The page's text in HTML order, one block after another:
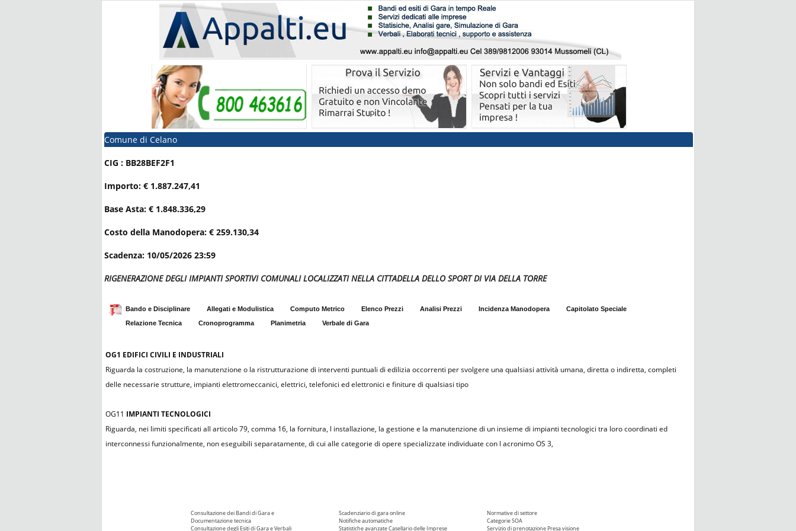
Comune di Celano
CIG : BB28BEF2F1
Importo: € 1.887.247,41
Base Asta: € 1.848.336,29
Costo della Manodopera: € 259.130,34
Scadenza: 10/05/2026 23:59
RIGENERAZIONE DEGLI IMPIANTI SPORTIVI COMUNALI LOCALIZZATI NELLA CITTADELLA DELLO SPORT DI VIA DELLA TORRE
Bando e Disciplinare Allegati e Modulistica Computo Metrico Elenco Prezzi Analisi Prezzi Incidenza Manodopera
Capitolato Speciale
Relazione Tecnica
Cronoprogramma Planimetria Verbale di Gara
OG1 EDIFICI CIVILI E INDUSTRIALI
Riguarda la costruzione, la manutenzione o la ristrutturazione di interventi puntuali di edilizia occorrenti per svolgere una qualsiasi attività umana, diretta o indiretta, completi
delle necessarie strutture, impianti elettromeccanici, elettrici, telefonici ed elettronici e finiture di qualsiasi tipo
OG11 IMPIANTI TECNOLOGICI
Riguarda, nei limiti specificati all articolo 79, comma 16, la fornitura, l installazione, la gestione e la manutenzione di un insieme di impianti tecnologici tra loro coordinati ed
interconnessi funzionalmente, non eseguibili separatamente, di cui alle categorie di opere specializzate individuate con l acronimo OS 3,
Consultazione dei Bandi di Gara e
Documentazione tecnica
Consultazione degli Esiti di Gara e Verbali
Scadenziario di gara online
Notifiche automatiche
Statistiche avanzateCasellario delle Imprese
Normative di settore
Categorie SOA
Servizio di prenotazione Presa visione